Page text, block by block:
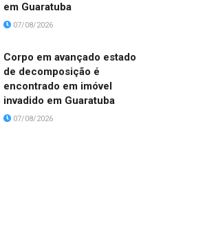
em Guaratuba
07/08/2026
Corpo em avançado estado
de decomposição é
encontrado em imóvel
invadido em Guaratuba
07/08/2026